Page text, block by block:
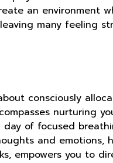
an environment
many feeling
consciously
nurturing
of focused
and emotions,
empowers you to